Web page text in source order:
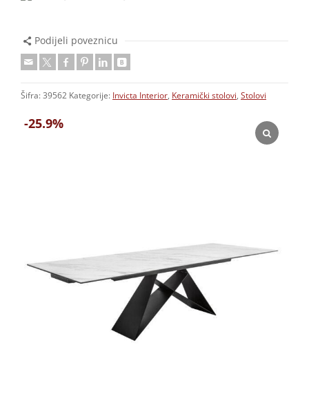
-25.9%
Podijeli poveznicu
Šifra: 39562 Kategorije: Invicta Interior, Keramički stolovi, Stolovi